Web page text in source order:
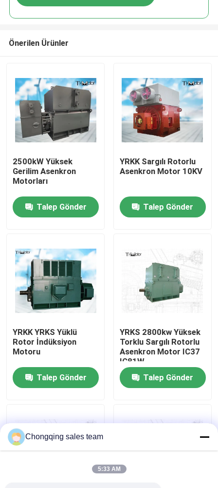
Ev
Hakkımızda
Fabrika turu
Kalite kontrol
Haberler
Blog
Bir teklif isteği
Önerilen Ürünler
2500kW Yüksek
Gerilim Asenkron
Motorları
Talep Gönder
YRKK Sargılı Rotorlu
Asenkron Motor 10KV
Talep Gönder
YRKK YRKS Yüklü
Rotor İndüksiyon
Motoru
Talep Gönder
YRKS 2800kw Yüksek
Torklu Sargılı Rotorlu
Asenkron Motor IC37
IC81W
Talep Gönder
Chongqing sales team
5:33 AM